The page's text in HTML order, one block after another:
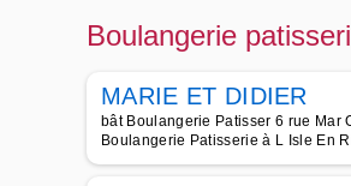
Boulangerie
MARIE ET DIDIER
bât Boulangerie Patisser 6 rue Mar
Boulangerie Patisserie à L Isle En